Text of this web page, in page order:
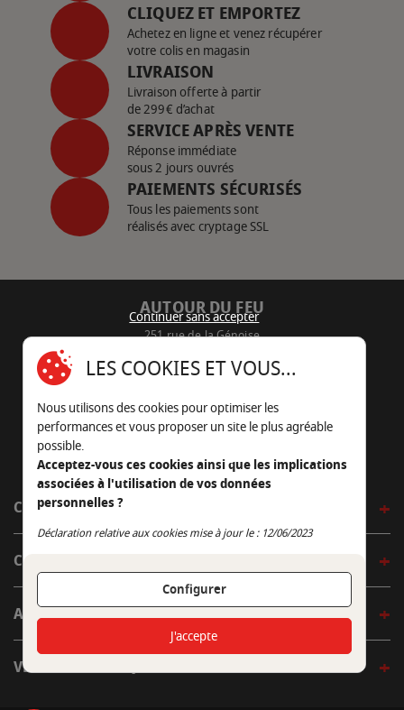
CLIQUEZ ET EMPORTEZ
Achetez en ligne et venez récupérer
votre colis en magasin
LIVRAISON
Livraison offerte à partir
de 299€ d’achat
SERVICE APRÈS VENTE
Réponse immédiate
sous 2 jours ouvrés
PAIEMENTS SÉCURISÉS
Tous les paiements sont
réalisés avec cryptage SSL
AUTOUR DU FEU
251 rue de la Génoise
05 45 22 98 09
Nous envoyer un e-mail
CÔTÉ OUTDOOR
CÔTÉ INDOOR
AUTOUR DE LA TABLE
VENIR EN BOUTIQUE
Continuer sans accepter
LES COOKIES ET VOUS...
Nous utilisons des cookies pour optimiser les
performances et vous proposer un site le plus agréable
possible.
Acceptez-vous ces cookies ainsi que les implications
associées à l'utilisation de vos données
personnelles ?
Déclaration relative aux cookies mise à jour le : 12/06/2023
Configurer
Continuer sans accepter
J'accepte